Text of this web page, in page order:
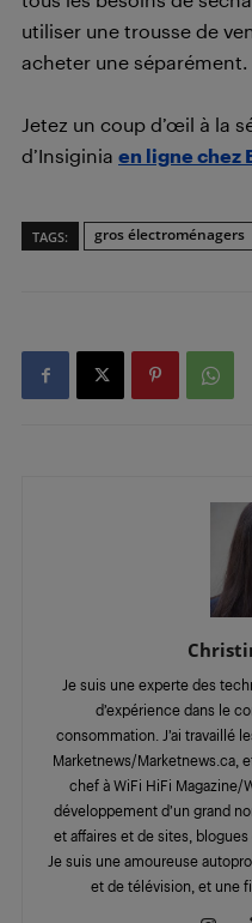
utiliser une trousse de
acheter une séparément.
Jetez un coup d’œil à la
d’Insiginia en ligne chez
TAGS: gros électroménagers
Je suis une experte des
d’expérience dans le
consommation. J’ai travaillé
Marketnews/Marketnews.ca,
chef à WiFi HiFi Magazine/
développement d’un grand
et affaires et de sites,
Je suis une amoureuse
et de télévision, et une